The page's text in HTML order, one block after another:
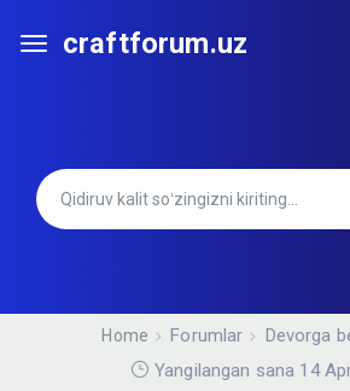
craftforum.uz
Home Forumlar
Devorga
Yangilangan sana 14